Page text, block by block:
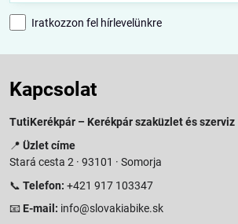
Iratkozzon fel hírlevelünkre
Kapcsolat
TutiKerékpár – Kerékpár szaküzlet és szerviz
📍 Üzlet címe
Stará cesta 2 · 93101 · Somorja
📞 Telefon: +421 917 103347
📧 E-mail: info@slovakiabike.sk